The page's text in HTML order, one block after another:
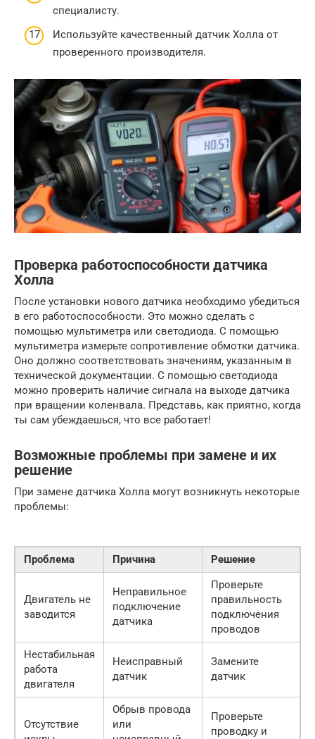
специалисту.
Используйте качественный датчик Холла от
проверенного производителя.
Проверка работоспособности датчика
Холла
После установки нового датчика необходимо убедиться
в его работоспособности. Это можно сделать с
помощью мультиметра или светодиода. С помощью
мультиметра измерьте сопротивление обмотки датчика.
Оно должно соответствовать значениям, указанным в
технической документации. С помощью светодиода
можно проверить наличие сигнала на выходе датчика
при вращении коленвала. Представь, как приятно, когда
ты сам убеждаешься, что все работает!
Возможные проблемы при замене и их
решение
При замене датчика Холла могут возникнуть некоторые
проблемы:
Проблема Причина Решение
Двигатель не
заводится
Неправильное
подключение
датчика
Проверьте
правильность
подключения
проводов
Нестабильная
работа
двигателя
Неисправный
датчик
Замените
датчик
Отсутствие
Обрыв провода
или
Проверьте
проводку и